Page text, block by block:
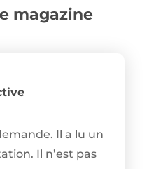
magazine
Il a lu un
Il n’est pas